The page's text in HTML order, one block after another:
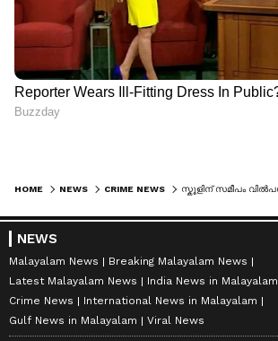
HOME NEWS CRIME NEWS
NEWS
Malayalam News
Breaking Malayalam News
Latest Malayalam News
India News in Malayalam
Crime News
International News in Malayalam
Gulf News in Malayalam
Viral News